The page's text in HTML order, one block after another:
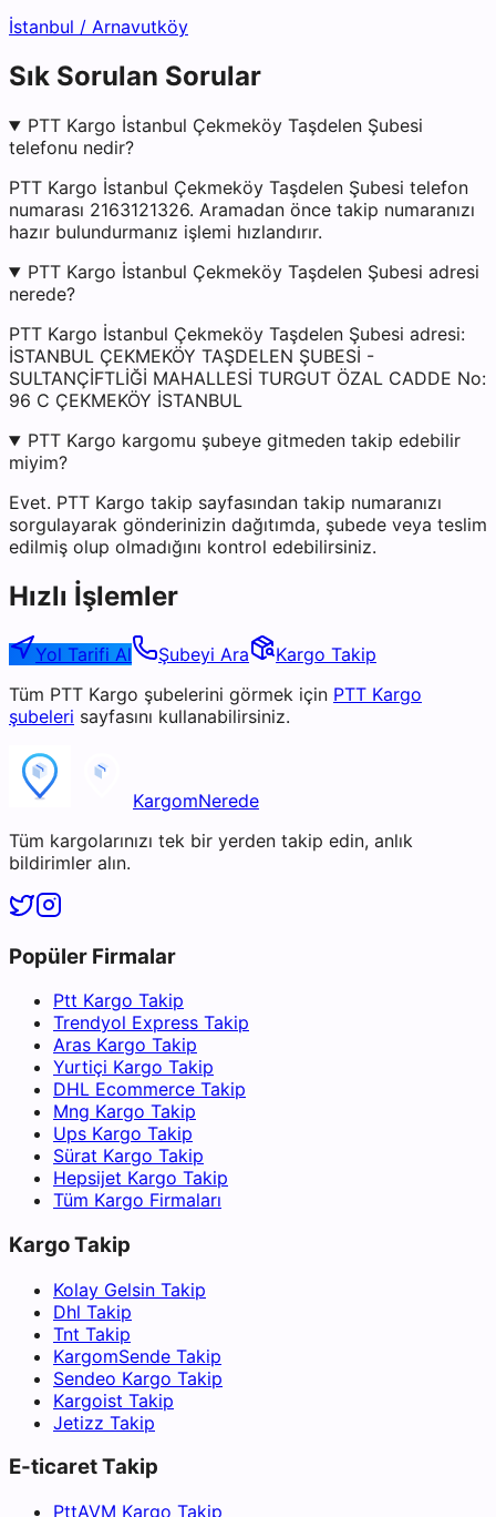
İstanbul / Arnavutköy
Sık Sorulan Sorular
PTT Kargo İstanbul Çekmeköy Taşdelen Şubesi
telefonu nedir?
PTT Kargo İstanbul Çekmeköy Taşdelen Şubesi telefon
numarası 2163121326. Aramadan önce takip numaranızı
hazır bulundurmanız işlemi hızlandırır.
PTT Kargo İstanbul Çekmeköy Taşdelen Şubesi adresi
nerede?
PTT Kargo İstanbul Çekmeköy Taşdelen Şubesi adresi:
İSTANBUL ÇEKMEKÖY TAŞDELEN ŞUBESİ -
SULTANÇİFTLİĞİ MAHALLESİ TURGUT ÖZAL CADDE No:
96 C ÇEKMEKÖY İSTANBUL
PTT Kargo kargomu şubeye gitmeden takip edebilir
miyim?
Evet. PTT Kargo takip sayfasından takip numaranızı
sorgulayarak gönderinizin dağıtımda, şubede veya teslim
edilmiş olup olmadığını kontrol edebilirsiniz.
Hızlı İşlemler
Yol Tarifi Al Şubeyi Ara
Kargo Takip
Tüm PTT Kargo şubelerini görmek için PTT Kargo
şubeleri sayfasını kullanabilirsiniz.
KargomNerede
Tüm kargolarınızı tek bir yerden takip edin, anlık
bildirimler alın.
Popüler Firmalar
Ptt Kargo Takip
Trendyol Express Takip
Aras Kargo Takip
Yurtiçi Kargo Takip
DHL Ecommerce Takip
Mng Kargo Takip
Ups Kargo Takip
Sürat Kargo Takip
Hepsijet Kargo Takip
Tüm Kargo Firmaları
Kargo Takip
Kolay Gelsin Takip
Dhl Takip
Tnt Takip
KargomSende Takip
Sendeo Kargo Takip
Kargoist Takip
Jetizz Takip
E-ticaret Takip
PttAVM Kargo Takip